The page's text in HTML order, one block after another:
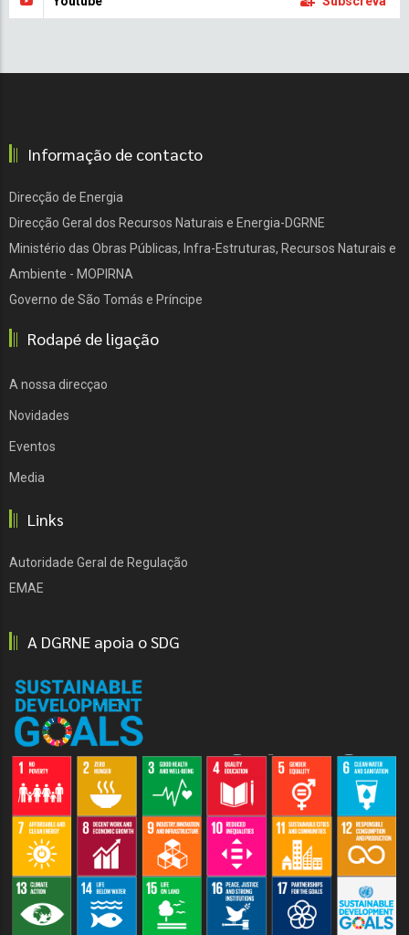
Informação de contacto
Direcção de Energia
Direcção Geral dos Recursos Naturais e Energia-DGRNE
Ministério das Obras Públicas, Infra-Estruturas, Recursos Naturais e
Ambiente - MOPIRNA
Governo de São Tomás e Príncipe
Rodapé de ligação
A nossa direcçao
Novidades
Eventos
Media
Links
Autoridade Geral de Regulação
EMAE
A DGRNE apoia o SDG